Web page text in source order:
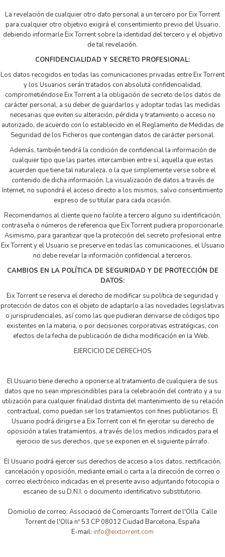
La revelación de cualquier otro dato personal a un tercero por Eix Torrent
para cualquier otro objetivo exigirá el consentimiento previo del Usuario,
debiendo informarle Eix Torrent sobre la identidad del tercero y el objetivo
de tal revelación.
CONFIDENCIALIDAD Y SECRETO PROFESIONAL:
Los datos recogidos en todas las comunicaciones privadas entre Eix Torrent
y los Usuarios serán tratados con absoluta confidencialidad,
comprometiéndose Eix Torrent a la obligación de secreto de los datos de
carácter personal, a su deber de guardarlos y adoptar todas las medidas
necesarias que eviten su alteración, pérdida y tratamiento o acceso no
autorizado, de acuerdo con lo establecido en el Reglamento de Medidas de
Seguridad de los Ficheros que contengan datos de carácter personal.
Además, también tendrá la condición de confidencial la información de
cualquier tipo que las partes intercambien entre sí, aquella que estas
acuerden que tiene tal naturaleza, o la que simplemente verse sobre el
contenido de dicha información. La visualización de datos a través de
Internet, no supondrá el acceso directo a los mismos, salvo consentimiento
expreso de su titular para cada ocasión.
Recomendamos al cliente que no facilite a tercero alguno su identificación,
contraseña o números de referencia que Eix Torrent pudiera proporcionarle.
Asimismo, para garantizar que la protección del secreto profesional entre
Eix Torrent y el Usuario se preserve en todas las comunicaciones, el Usuario
no debe revelar la información confidencial a terceros.
CAMBIOS EN LA POLÍTICA DE SEGURIDAD Y DE PROTECCIÓN DE
DATOS:
Eix Torrent se reserva el derecho de modificar su política de seguridad y
protección de datos con el objeto de adaptarlo a las novedades legislativas
o jurisprudenciales, así como las que pudieran derivarse de códigos tipo
existentes en la materia, o por decisiones corporativas estratégicas, con
efectos de la fecha de publicación de dicha modificación en la Web.
EJERCICIO DE DERECHOS
El Usuario tiene derecho a oponerse al tratamiento de cualquiera de sus
datos que no sean imprescindibles para la celebración del contrato y a su
utilización para cualquier finalidad distinta del mantenimiento de su relación
contractual, como puedan ser los tratamientos con fines publicitarios. El
Usuario podrá dirigirse a Eix Torrent con el fin ejercitar su derecho de
oposición a tales tratamientos, a través de los medios indicados para el
ejercicio de sus derechos, que se exponen en el siguiente párrafo.
El Usuario podrá ejercer sus derechos de acceso a los datos, rectificación,
cancelación y oposición, mediante email o carta a la dirección de correo o
correo electrónico indicadas en el presente aviso adjuntando fotocopia o
escaneo de su D.N.I. o documento identificativo substitutorio.
Domicilio de correo: Associació de Comerciants Torrent de l'Olla Calle
Torrent de l'Olla nº 53 CP 08012 Ciudad Barcelona, España
E-mail: info@eixtorrent.com